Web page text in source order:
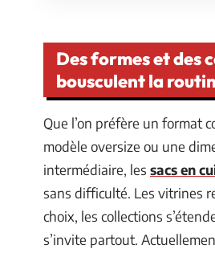
Des formes et des
bousculent la
Que l’on préfère un format
modèle oversize ou une
intermédiaire, les sacs en
sans difficulté. Les vitrines
choix, les collections
s’invite partout.